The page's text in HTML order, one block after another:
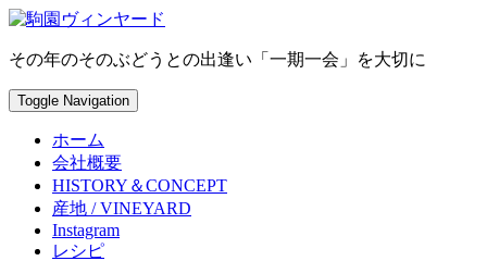
Skip
content
その年のそのぶどうとの出逢い「一期一会」を大切に
Toggle Navigation
ホーム
会社概要
HISTORY＆CONCEPT
産地 / VINEYARD
Instagram
レシピ